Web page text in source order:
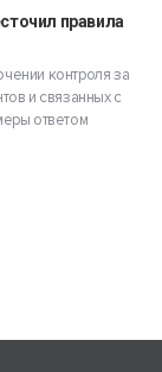
правила
контроля за
и связанных с
ответом